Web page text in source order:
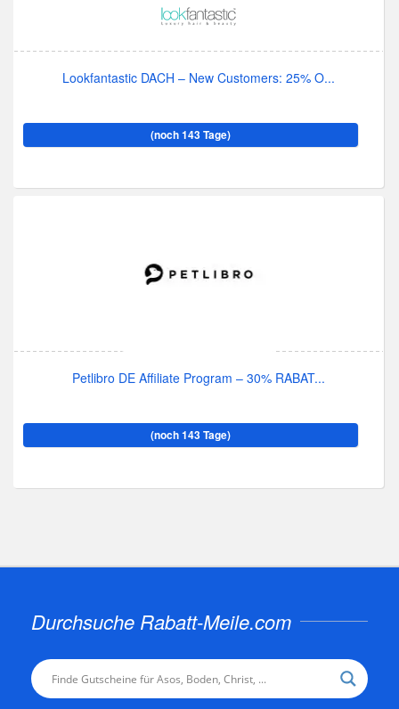
Lookfantastic DACH – New Customers: 25% O...
(noch 143 Tage)
Petlibro DE Affiliate Program – 30% RABAT...
(noch 143 Tage)
Durchsuche Rabatt-Meile.com